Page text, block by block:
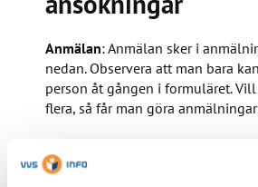
Anmälan: Anmälan sker i
nedan. Observera att man bara
person åt gången i formuläret.
flera, så får man göra